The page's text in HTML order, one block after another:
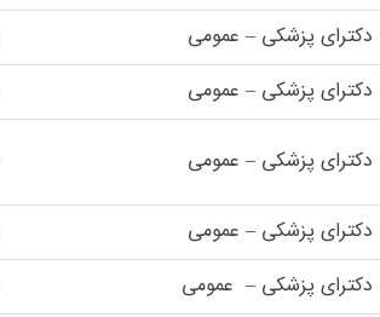
دکترای پزشکی – عمومی
دکترای پزشکی – عمومی
دکترای پزشکی – عمومی
دکترای پزشکی – عمومی
دکترای پزشکی – عمومی